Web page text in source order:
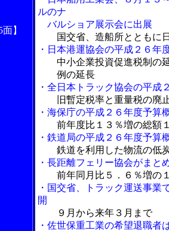
】
ルのナ
バルショア展示会に出展
国交省、造船所とともに
・日本港運協会の平成２６年
中小企業投資促進税制の
例の延長
・全日本トラック協会の平成
旧暫定税率と重量税の廃
・海保庁の平成２６年度予算
前年度比１３％増の総額
・鉄道局の平成２６年度予算
鉄道を利用した物流の低
・長距離フェリー協会がまと
前年同月比５．６％増の
・国交省、トラック運送事業
開
９月から来年３月まで
・佐世保重工業の希望退職者